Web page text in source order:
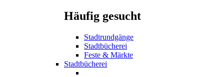
Häufig gesucht
Stadtrundgänge
Stadtbücherei
Feste & Märkte
Stadtbücherei